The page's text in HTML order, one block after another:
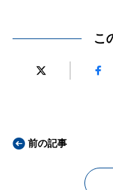
こ
前の記事